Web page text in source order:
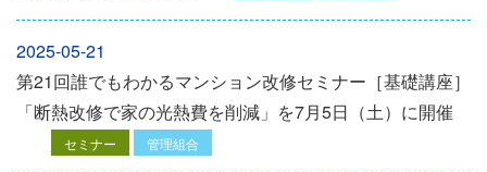
2025-05-21
第21回誰でもわかるマンション改修セミナー［基礎講座］
「断熱改修で家の光熱費を削減」を7月5日（土）に開催
セミナー 管理組合